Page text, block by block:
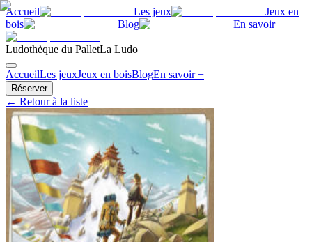
Accueil Les jeux
Jeux en
bois
Blog En savoir +
Ludothèque du PalletLa Ludo
AccueilLes jeuxJeux en boisBlogEn savoir +
Réserver
← Retour à la liste